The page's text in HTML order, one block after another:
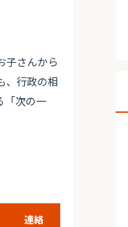
子さんから
、行政の相
「次の一
連絡